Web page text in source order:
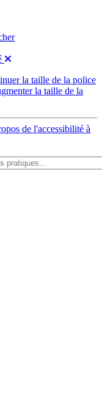
la taille de la police
la taille de la
de l'accessibilité à